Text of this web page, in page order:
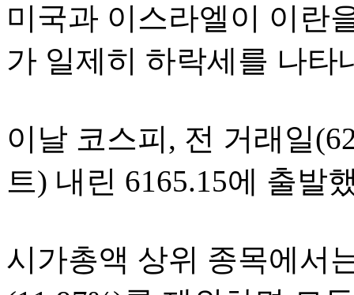
미국과 이스라엘이 이란
가 일제히 하락세를 나타
이날 코스피, 전 거래일
트) 내린 6165.15에 출발
시가총액 상위 종목에서